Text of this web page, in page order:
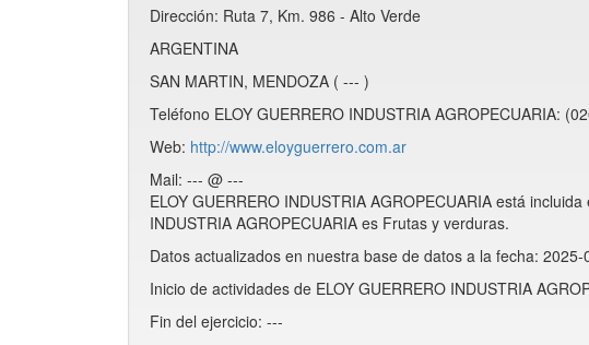
Dirección: Ruta 7, Km. 986 - Alto Verde
ARGENTINA
SAN MARTIN, MENDOZA ( --- )
Teléfono ELOY GUERRERO INDUSTRIA AGROPECUARIA:
Web: http://www.eloyguerrero.com.ar
Mail: --- @ ---
ELOY GUERRERO INDUSTRIA AGROPECUARIA está incluida
INDUSTRIA AGROPECUARIA es Frutas y verduras.
Datos actualizados en nuestra base de datos a la fecha: 2025-
Inicio de actividades de ELOY GUERRERO INDUSTRIA
Fin del ejercicio: ---